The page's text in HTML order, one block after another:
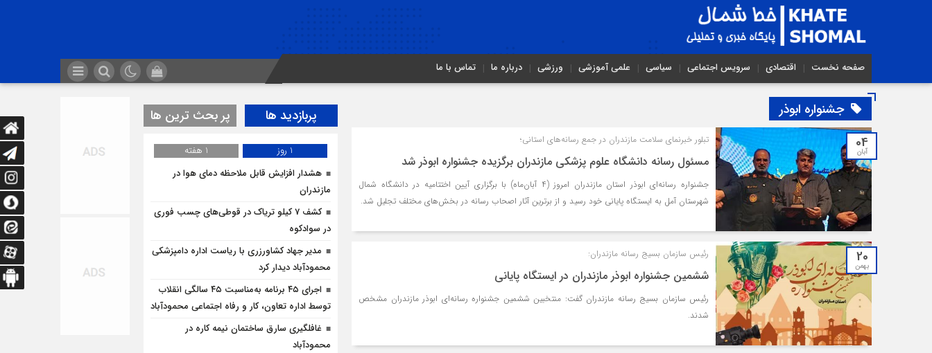
صفحه نخست اقتصادی سرویس اجتماعی سیاسی علمی آموزشی ورزشی درباره ما تماس با ما
جشنواره ابوذر
04
آبان
تبلور خبرنمای سلامت مازندران در جمع رسانه‌های استانی؛
مسئول رسانه دانشگاه علوم پزشکی مازندران برگزیده جشنواره ابوذر شد
جشنواره رسانه‌ای ابوذر استان مازندران امروز (۴ آبان‌ماه) با برگزاری آیین اختتامیه در دانشگاه شمال
شهرستان آمل به ایستگاه پایانی خود رسید و از برترین آثار اصحاب رسانه در بخش‌های مختلف تجلیل شد.
20
بهمن
رئیس سازمان بسیج رسانه مازندران:
ششمین جشنواره ابوذر مازندران در ایستگاه پایانی
رئیس سازمان بسیج رسانه مازندران گفت: منتخبین ششمین جشنواره رسانه‌ای ابوذر مازندران مشخص
شدند.
پربازدید ها پر بحث ترین ها
1 روز
1 هفته
هشدار افزایش قابل ملاحظه دمای هوا در
مازندران
کشف 7 کیلو تریاک در قوطی‌‌های چسب فوری
در سوادکوه
مدیر جهاد کشاورزری با ریاست اداره دامپزشکی
محمودآباد دیدار کرد
اجرای ۴۵ برنامه به‌مناسبت ۴۵ سالگی انقلاب
توسط اداره تعاون، کار و رفاه اجتماعی محمودآباد
غافلگيري سارق ساختمان نيمه کاره در
محمودآباد